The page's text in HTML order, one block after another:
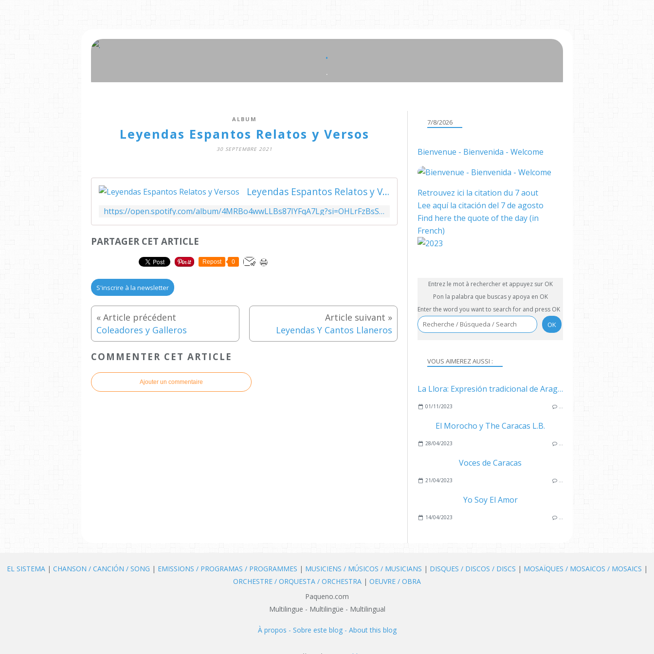
.
.
ALBUM
Leyendas Espantos Relatos y Versos
30 SEPTEMBRE 2021
Leyendas Espantos Relatos y Versos
https://open.spotify.com/album/4MRBo4wwLLBs87IYFqA7Lg?si=OHLrFzBsS0qzpYw2E6S3mg&utm_source=copy-link&dl_branch=1
PARTAGER CET ARTICLE
Repost 0
S'inscrire à la newsletter
Coleadores y Galleros Leyendas Y Cantos Llaneros
COMMENTER CET ARTICLE
Ajouter un commentaire
VOUS AIMEREZ AUSSI :
La Llora: Expresión tradicional de Aragua
01/11/2023 …
El Morocho y The Caracas L.B.
28/04/2023 …
Voces de Caracas
21/04/2023 …
Yo Soy El Amor
14/04/2023 …
7/8/2026
Bienvenue - Bienvenida - Welcome
Retrouvez ici la citation du 7 aout
Lee aquí la citación del 7 de agosto
Find here the quote of the day (in
French)
Entrez le mot à rechercher et appuyez sur OK
Pon la palabra que buscas y apoya en OK
Enter the word you want to search for and press OK
EL SISTEMA| CHANSON / CANCIÓN / SONG | EMISSIONS / PROGRAMAS / PROGRAMMES | MUSICIENS / MÚSICOS / MUSICIANS | DISQUES / DISCOS / DISCS | MOSAÏQUES / MOSAICOS / MOSAICS |
ORCHESTRE / ORQUESTA / ORCHESTRA | OEUVRE / OBRA
Paqueno.com
Multilingue - Multilingüe - Multilingual
À propos - Sobre este blog - About this blog